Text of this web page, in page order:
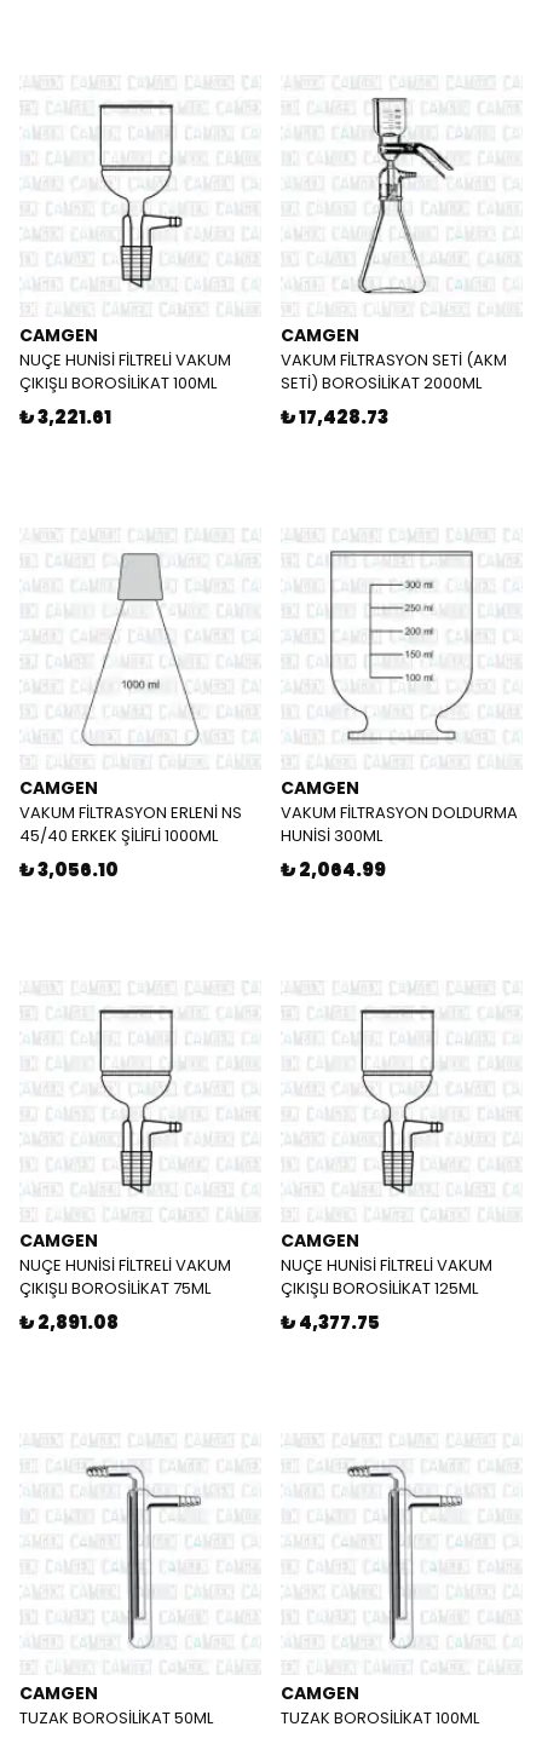
CAMGEN
NUÇE HUNİSİ FİLTRELİ VAKUM
ÇIKIŞLI BOROSİLİKAT 100ML
₺ 3,221.61
CAMGEN
VAKUM FİLTRASYON SETİ (AKM
SETİ) BOROSİLİKAT 2000ML
₺ 17,428.73
CAMGEN
VAKUM FİLTRASYON ERLENİ NS
45/40 ERKEK ŞİLİFLİ 1000ML
₺ 3,056.10
CAMGEN
VAKUM FİLTRASYON DOLDURMA
HUNİSİ 300ML
₺ 2,064.99
CAMGEN
NUÇE HUNİSİ FİLTRELİ VAKUM
ÇIKIŞLI BOROSİLİKAT 75ML
₺ 2,891.08
CAMGEN
NUÇE HUNİSİ FİLTRELİ VAKUM
ÇIKIŞLI BOROSİLİKAT 125ML
₺ 4,377.75
CAMGEN
TUZAK BOROSİLİKAT 50ML
CAMGEN
TUZAK BOROSİLİKAT 100ML